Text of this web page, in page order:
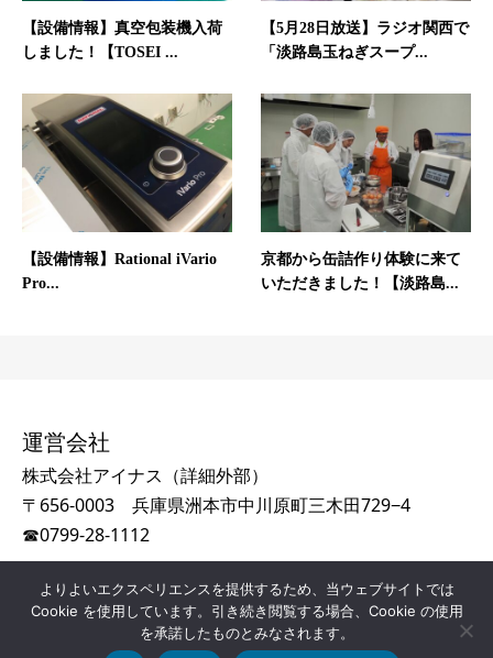
【設備情報】真空包装機入荷
しました！【TOSEI ...
【5月28日放送】ラジオ関西で
「淡路島玉ねぎスープ...
【設備情報】Rational iVario
Pro...
京都から缶詰作り体験に来て
いただきました！【淡路島...
運営会社
株式会社アイナス（詳細外部）
〒656-0003 兵庫県洲本市中川原町三木田729−4
☎0799-28-1112
2022-2026 AINAS FOOD STYLE / AINAS Co., Ltd. All
Rights Reserved.
よりよいエクスペリエンスを提供するため、当ウェブサイトでは
Cookie を使用しています。引き続き閲覧する場合、Cookie の使用
を承諾したものとみなされます。